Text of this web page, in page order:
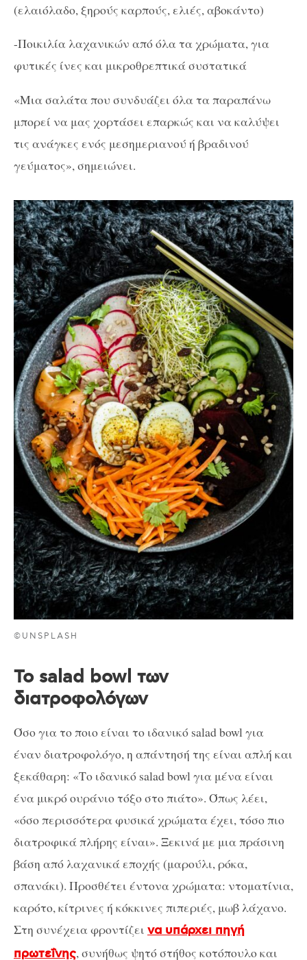
(ελαιόλαδο, ξηρούς καρπούς, ελιές, αβοκάντο)
-Ποικιλία λαχανικών από όλα τα χρώματα, για
φυτικές ίνες και μικροθρεπτικά συστατικά
«Μια σαλάτα που συνδυάζει όλα τα παραπάνω
μπορεί να μας χορτάσει επαρκώς και να καλύψει
τις ανάγκες ενός μεσημεριανού ή βραδινού
γεύματος», σημειώνει.
©UNSPLASH
Το salad bowl των
διατροφολόγων
Όσο για το ποιο είναι το ιδανικό salad bowl για
έναν διατροφολόγο, η απάντησή της είναι απλή και
ξεκάθαρη: «Το ιδανικό salad bowl για μένα είναι
ένα μικρό ουράνιο τόξο στο πιάτο». Όπως λέει,
«όσο περισσότερα φυσικά χρώματα έχει, τόσο πιο
διατροφικά πλήρης είναι». Ξεκινά με μια πράσινη
βάση από λαχανικά εποχής (μαρούλι, ρόκα,
σπανάκι). Προσθέτει έντονα χρώματα: ντοματίνια,
καρότο, κίτρινες ή κόκκινες πιπεριές, μωβ λάχανο.
Στη συνέχεια φροντίζει να υπάρχει πηγή
πρωτεΐνης, συνήθως ψητό στήθος κοτόπουλο και